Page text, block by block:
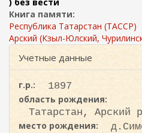
и
с
к
Книга памяти:
Республика Татарстан (ТАССР)
Арский (Кзыл-Юлский,
Учетные данные
г.р.:
1897
область рождения:
Татарстан, Арский
место рождения: